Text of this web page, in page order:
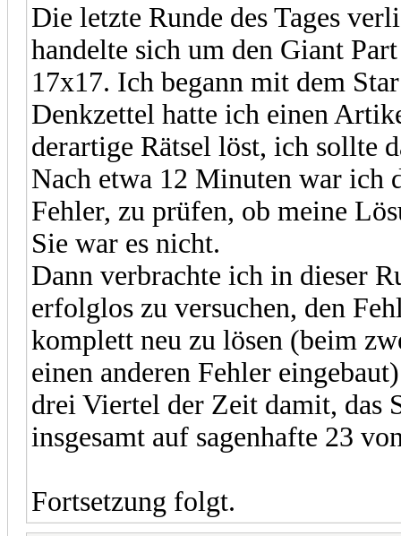
Die letzte Runde des Tages
handelte sich um den Giant
17x17. Ich begann mit dem
Denkzettel hatte ich einen
derartige Rätsel löst, ich sollte
Nach etwa 12 Minuten war ich
Fehler, zu prüfen, ob meine
Sie war es nicht.
Dann verbrachte ich in dieser
erfolglos zu versuchen, den
komplett neu zu lösen (beim
einen anderen Fehler
drei Viertel der Zeit damit, das
insgesamt auf sagenhafte 23
Fortsetzung folgt.